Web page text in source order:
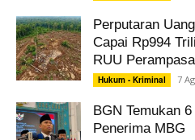
Perputaran
Capai Rp994
RUU
Hukum - Kriminal 7
BGN Temukan
Penerima MBG